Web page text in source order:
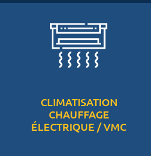
CLIMATISATION
CHAUFFAGE
ÉLECTRIQUE / VMC